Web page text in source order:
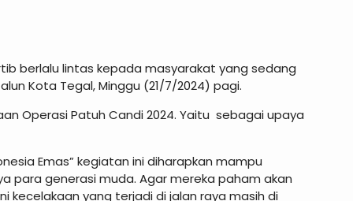
berlalu lintas kepada masyarakat yang sedang
Kota Tegal, Minggu (21/7/2024) pagi.
Operasi Patuh Candi 2024. Yaitu sebagai upaya
Emas” kegiatan ini diharapkan mampu
para generasi muda. Agar mereka paham akan
kecelakaan yang terjadi di jalan raya masih di